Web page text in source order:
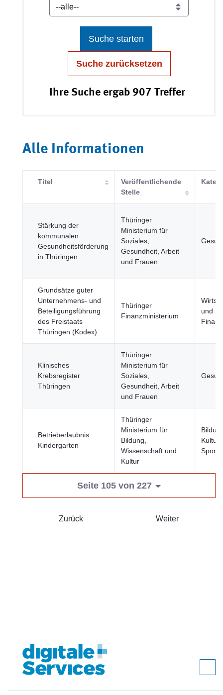
Suche starten
Suche zurücksetzen
Ihre Suche ergab 907 Treffer
Alle Informationen
Titel
Veröffentlichende
Stelle
Stärkung der
kommunalen
Gesundheitsförderung
in Thüringen
Thüringer
Ministerium für
Soziales,
Gesundheit, Arbeit
und Frauen
Grundsätze guter
Unternehmens- und
Beteiligungsführung
des Freistaats
Thüringen (Kodex)
Thüringer
Finanzministerium
und
Klinisches
Krebsregister
Thüringen
Thüringer
Ministerium für
Soziales,
Gesundheit, Arbeit
und Frauen
Betrieberlaubnis
Kindergarten
Thüringer
Ministerium für
Bildung,
Wissenschaft und
Kultur
Kultur
Sport
Seite 105 von 227
Zurück Weiter